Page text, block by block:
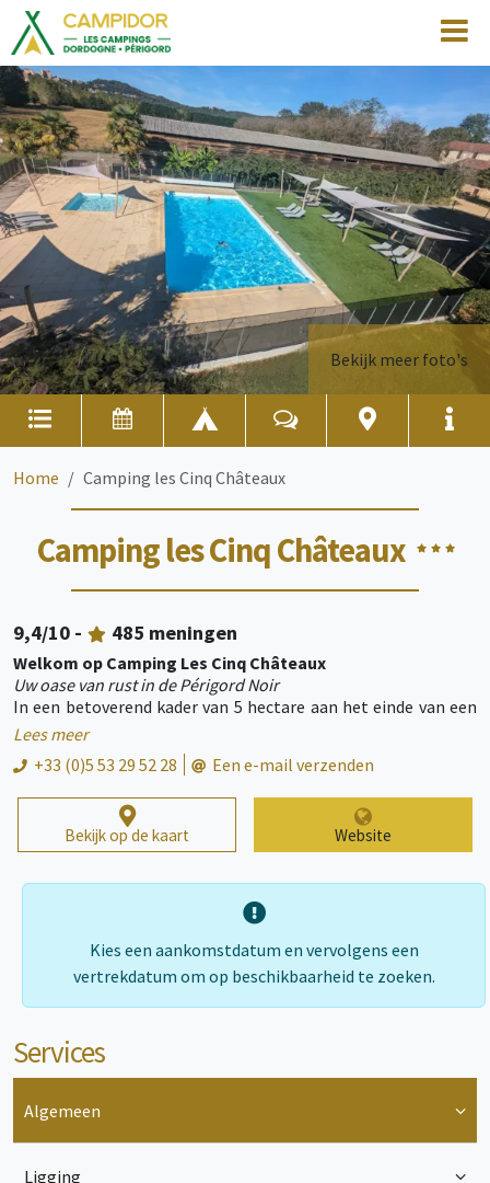
Bekijk meer foto's
Home Camping les Cinq Châteaux
Camping les Cinq Châteaux
9,4/10 - 485 meningen
Welkom op Camping Les Cinq Châteaux
Uw oase van rust in de Périgord Noir
In een betoverend kader van 5 hectare aan het einde van een
doodlopende weg nodigt de camping u uit om een unieke en
meeslepende ervaring te beleven terwijl u geniet van een
uitzonderlijk panorama! Maar liefst 5 kastelen zichtbaar
vanaf de camping om u wakker te maken, te laten dromen en
de Geschiedenis te aanschouwen...
Bevoorrechte toegang tot de Dordogne!
natuurlijke zwempartijen, onvergetelijke kano-kajaktochten,
of gewoon om te ontspannen aan het water in een ongerepte
Accommodaties voor iedereen
Of u nu de voorkeur geeft aan vakanties in een tent, caravan,
busje, camper, stacaravan of ingerichte tent, u zult
ongetwijfeld het type accommodatie vinden dat bij u past!
Campingplaatsen
afgebakend, sommige met adembenemend uitzicht op de
kastelen
Comfort stacaravans
Bohème Chalets en Tiny Bohème
design verblijf
Bijzondere accommodaties
Lees meer
+33 (0)5 53 29 52 28
Een e-mail verzenden
Bekijk op de kaart Website
Kies een aankomstdatum en vervolgens een
vertrekdatum om op beschikbaarheid te zoeken.
Services
Algemeen
Ligging